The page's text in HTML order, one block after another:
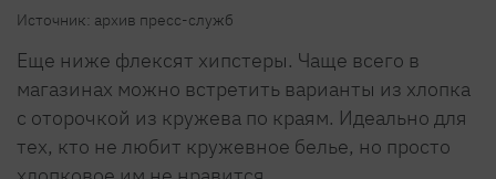
Источник: архив пресс-служб
Еще ниже флексят хипстеры. Чаще всего в
магазинах можно встретить варианты из хлопка
с оторочкой из кружева по краям. Идеально для
тех, кто не любит кружевное белье, но просто